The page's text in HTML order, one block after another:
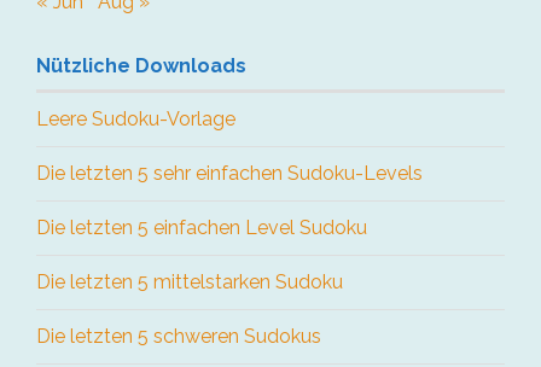
Nützliche Downloads
Leere Sudoku-Vorlage
Die letzten 5 sehr einfachen Sudoku-Levels
Die letzten 5 einfachen Level Sudoku
Die letzten 5 mittelstarken Sudoku
Die letzten 5 schweren Sudokus